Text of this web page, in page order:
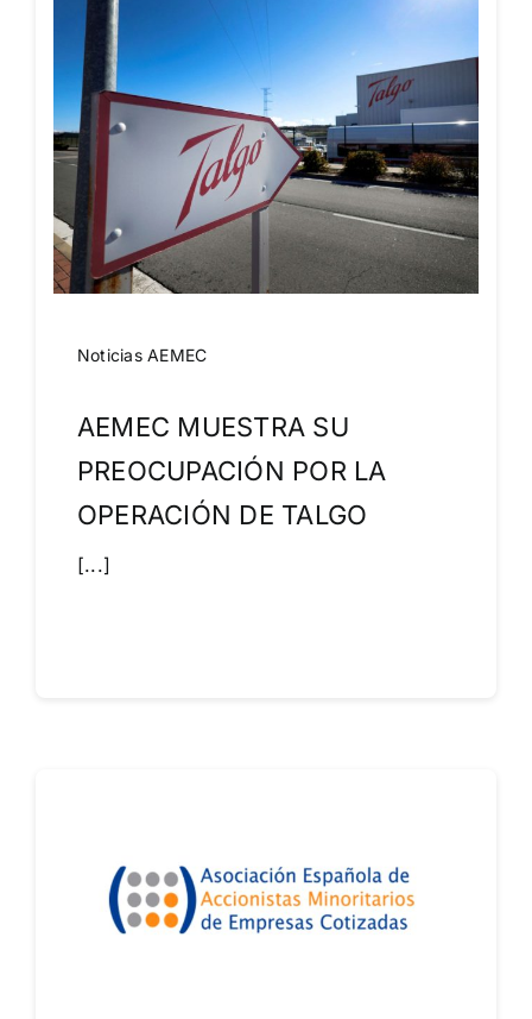
Noticias AEMEC
AEMEC MUESTRA SU
PREOCUPACIÓN POR LA
OPERACIÓN DE TALGO
[...]